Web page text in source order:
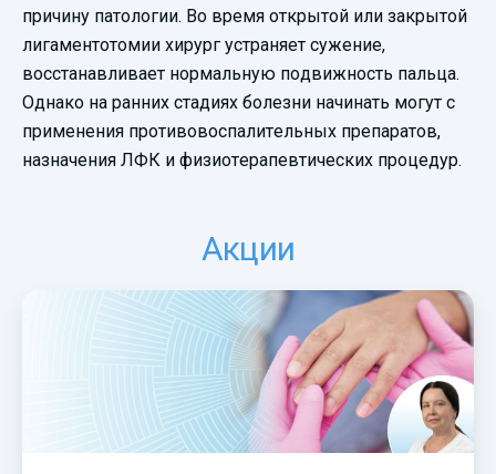
причину патологии. Во время открытой или закрытой
лигаментотомии хирург устраняет сужение,
восстанавливает нормальную подвижность пальца.
Однако на ранних стадиях болезни начинать могут с
применения противовоспалительных препаратов,
назначения ЛФК и физиотерапевтических процедур.
Акции